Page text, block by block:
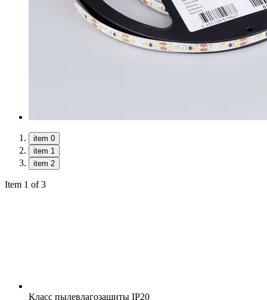
item 0
item 1
item 2
Item 1 of 3
Класс пылевлагозащиты IP20